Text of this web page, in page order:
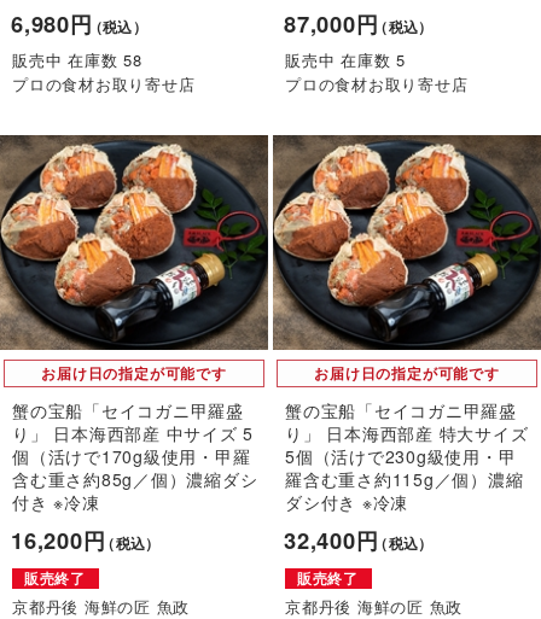
6,980円（税込）
販売中 在庫数 58
プロの食材お取り寄せ店
87,000円（税込）
販売中 在庫数 5
プロの食材お取り寄せ店
お届け日の指定が可能です
蟹の宝船「セイコガニ甲羅盛
り」 日本海西部産 中サイズ 5
個（活けで170g級使用・甲羅
含む重さ約85g／個）濃縮ダシ
付き ※冷凍
16,200円（税込）
販売終了
京都丹後 海鮮の匠 魚政
お届け日の指定が可能です
蟹の宝船「セイコガニ甲羅盛
り」 日本海西部産 特大サイズ
5個（活けで230g級使用・甲
羅含む重さ約115g／個）濃縮
ダシ付き ※冷凍
32,400円（税込）
販売終了
京都丹後 海鮮の匠 魚政